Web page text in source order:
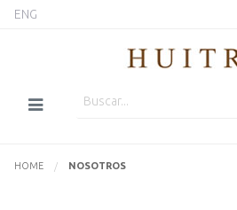
ENG
HOME ACTUALMENTE:
NOSOTROS